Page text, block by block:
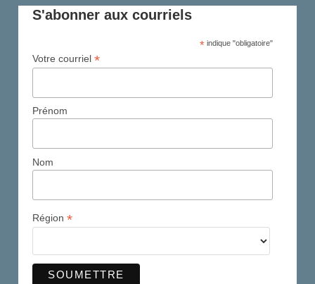
S'abonner aux courriels
*indique "obligatoire"
Votre courriel*
Prénom
Nom
Région*